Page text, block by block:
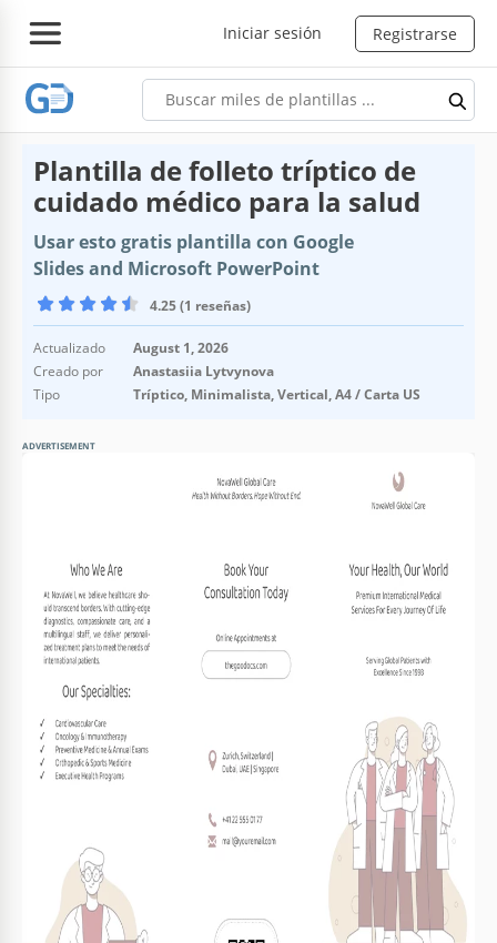
Iniciar sesión Registrarse
Plantilla de folleto tríptico de
cuidado médico para la salud
Usar esto gratis plantilla con Google
Slides and Microsoft PowerPoint
4.25 (1 reseñas)
Actualizado
August 1, 2026
Creado por
Anastasiia Lytvynova
Tipo
Tríptico, Minimalista, Vertical, A4 / Carta US
ADVERTISEMENT